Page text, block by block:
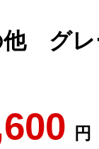
グレ
円